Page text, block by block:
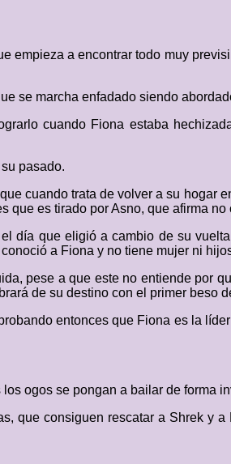
empieza a encontrar todo muy
se marcha enfadado siendo
cuando Fiona estaba
pasado.
cuando trata de volver a su hogar
que es tirado por Asno, que afirma no
día que eligió a cambio de su
a Fiona y no tiene mujer ni
pese a que este no entiende por
de su destino con el primer beso
entonces que Fiona es la
ogos se pongan a bailar de forma
que consiguen rescatar a Shrek y